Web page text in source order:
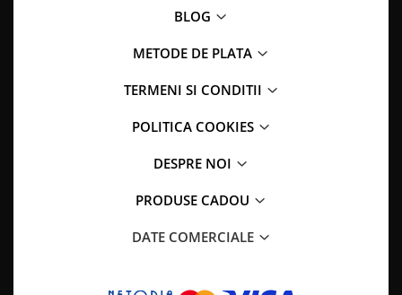
BLOG
METODE DE PLATA
TERMENI SI CONDITII
POLITICA COOKIES
DESPRE NOI
PRODUSE CADOU
DATE COMERCIALE